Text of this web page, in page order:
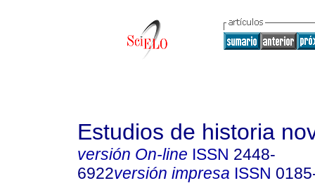
Estudios de historia
versión On-line ISSN 2448-
6922versión impresa ISSN